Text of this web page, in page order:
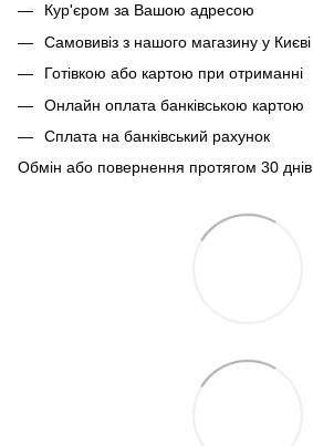
Кур'єром за Вашою адресою
Самовивіз з нашого магазину у Києві
Готівкою або картою при отриманні
Онлайн оплата банківською картою
Сплата на банківський рахунок
Обмін або повернення протягом 30 днів